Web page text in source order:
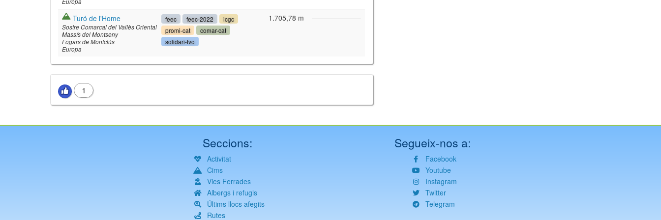
Turó de l'Home
Sostre Comarcal del Vallès Oriental
Massís del Montseny
Fogars de Montclús
Europa
feec feec-2022
icgc
promi-cat
comar-cat
solidari-fvo
1.705,78 m
1
Seccions:
Activitat
Cims
Vies Ferrades
Albergs i refugis
Últims llocs afegits
Rutes
Segueix-nos a:
Facebook
Youtube
Instagram
Twitter
Telegram